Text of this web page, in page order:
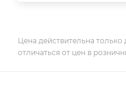
Цена действительна
отличаться от цен в